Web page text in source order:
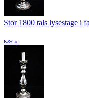
Stor 1800 tals lysestage i
K&Co.